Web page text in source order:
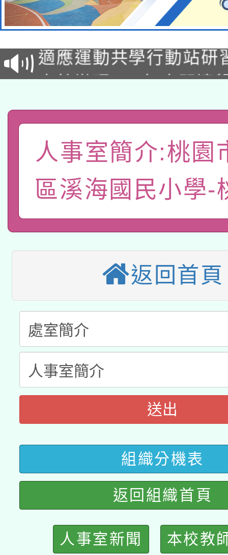
本校115學年度第2次
招甄選結果公告(無人
招)
適應運動共學行動站研
本館辦理115年度閱讀
礎課程
A3數位素養講師名單
「數位內容與教學軟體
pilot」
有關大陸委員會函釋公
薪期間赴陸應申請許可
轉知經濟部水利署委託
業技術研究院辦理「
用水績優單位及節水達
115年8月22日(星期六
開 智慧啟航」
2026年桃園地景藝術
本校115學年度第2次
招甄選結果公告(無人
招)
適應運動共學行動站研
本館辦理115年度閱讀
暨閱讀推動專業研習
科技賦能─人工智慧
礎課程
A3數位素養講師名單
「數位內容與教學軟
薪期間赴陸應申請許可
轉知經濟部水利署委託
業技術研究院辦理「
用水績優單位及節水達
動」
115年8月22日(星期六
桃園市孔廟祈福系列
開 智慧啟航」
2026年桃園地景藝術
人事室簡介:桃園
區溪海國民小學-
返回首頁
送出
組織分機表
返回組織首頁
人事室新聞 本校教